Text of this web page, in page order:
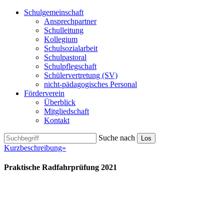
Schulgemeinschaft
Ansprechpartner
Schulleitung
Kollegium
Schulsozialarbeit
Schulpastoral
Schulpflegschaft
Schülervertretung (SV)
nicht-pädagogisches Personal
Förderverein
Überblick
Mitgliedschaft
Kontakt
Suche nach Los
Kurzbeschreibung»
Praktische Radfahrprüfung 2021